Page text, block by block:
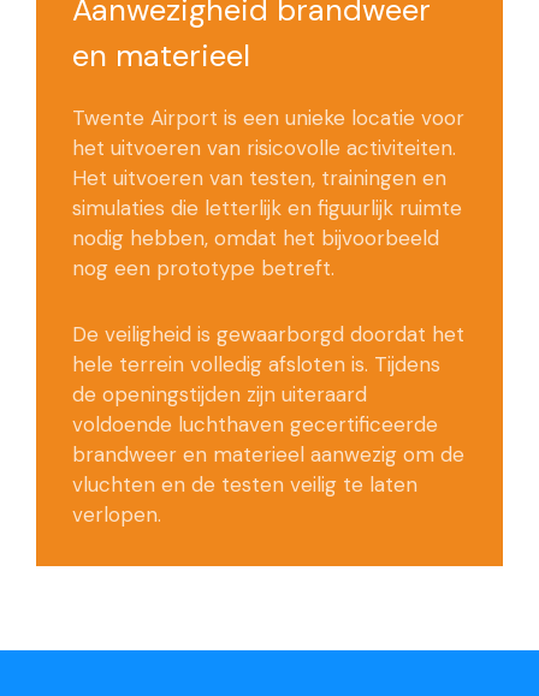
Aanwezigheid brandweer
en materieel
Twente Airport is een unieke locatie voor
het uitvoeren van risicovolle activiteiten.
Het uitvoeren van testen, trainingen en
simulaties die letterlijk en figuurlijk ruimte
nodig hebben, omdat het bijvoorbeeld
nog een prototype betreft.
De veiligheid is gewaarborgd doordat het
hele terrein volledig afsloten is. Tijdens
de openingstijden zijn uiteraard
voldoende luchthaven gecertificeerde
brandweer en materieel aanwezig om de
vluchten en de testen veilig te laten
verlopen.